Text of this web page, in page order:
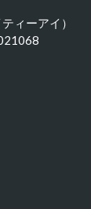
ィーアイ）